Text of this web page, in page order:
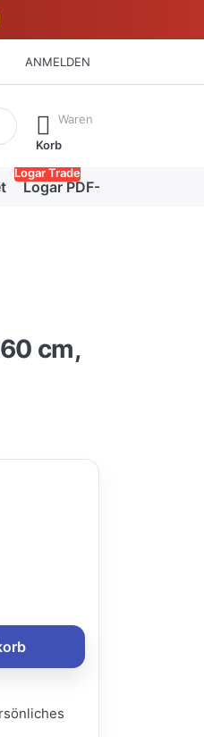
ANMELDEN
Sie die Eingabetaste, um alle
Waren
Korb
Logar PDF-Katalog
Logar Trade
cm,
by customers for a product,